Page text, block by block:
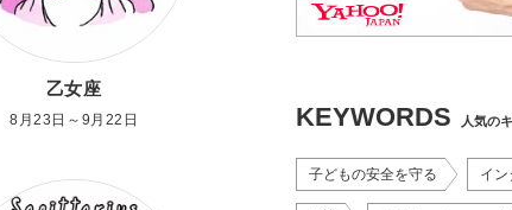
乙女座
8月23日～9月22日 KEYWORDS 人気の
子どもの安全を守る イン